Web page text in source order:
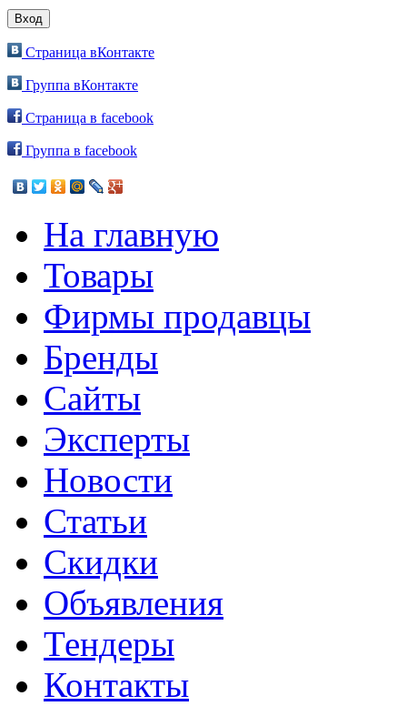
Страница вКонтакте
Группа вКонтакте
Страница в facebook
Группа в facebook
На главную
Товары
Фирмы продавцы
Бренды
Сайты
Эксперты
Новости
Статьи
Скидки
Объявления
Тендеры
Контакты